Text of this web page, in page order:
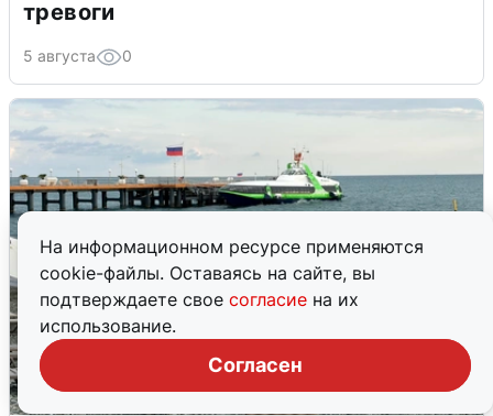
На информационном ресурсе применяются
cookie-файлы. Оставаясь на сайте, вы
подтверждаете свое согласие на их
использование.
Согласен
тревоги
5 августа 0